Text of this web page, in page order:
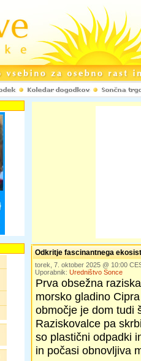
Odkritje fascinantnega
torek, 7. oktober 2025 @ 10:00
Uporabnik: Uredništvo Sonce
Prva obsežna
morsko gladino
območje je dom tudi
Raziskovalce pa
so plastični odpadki
in počasi obnovljiva